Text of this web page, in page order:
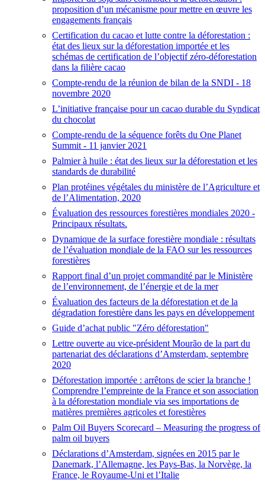
proposition d’un mécanisme pour mettre en œuvre les
engagements français
Certification du cacao et lutte contre la déforestation :
état des lieux sur la déforestation importée et les
schémas de certification de l’objectif zéro-déforestation
dans la filière cacao
Compte-rendu de la réunion de bilan de la SNDI - 18
novembre 2020
L’initiative française pour un cacao durable du Syndicat
du chocolat
Compte-rendu de la séquence forêts du One Planet
Summit - 11 janvier 2021
Palmier à huile : état des lieux sur la déforestation et les
standards de durabilité
Plan protéines végétales du ministère de l’Agriculture et
de l’Alimentation, 2020
Évaluation des ressources forestières mondiales 2020 -
Principaux résultats.
Dynamique de la surface forestière mondiale : résultats
de l’évaluation mondiale de la FAO sur les ressources
forestières
Rapport final d’un projet commandité par le Ministère
de l’environnement, de l’énergie et de la mer
Évaluation des facteurs de la déforestation et de la
dégradation forestière dans les pays en développement
Guide d’achat public "Zéro déforestation"
Lettre ouverte au vice-président Mourão de la part du
partenariat des déclarations d’Amsterdam, septembre
2020
Déforestation importée : arrêtons de scier la branche !
Comprendre l’empreinte de la France et son association
à la déforestation mondiale via ses importations de
matières premières agricoles et forestières
Palm Oil Buyers Scorecard – Measuring the progress of
palm oil buyers
Déclarations d’Amsterdam, signées en 2015 par le
Danemark, l’Allemagne, les Pays-Bas, la Norvège, la
France, le Royaume-Uni et l’Italie